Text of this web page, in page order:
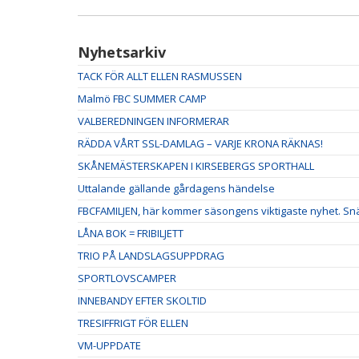
Nyhetsarkiv
TACK FÖR ALLT ELLEN RASMUSSEN
Malmö FBC SUMMER CAMP
VALBEREDNINGEN INFORMERAR
RÄDDA VÅRT SSL-DAMLAG – VARJE KRONA RÄKNAS!
SKÅNEMÄSTERSKAPEN I KIRSEBERGS SPORTHALL
Uttalande gällande gårdagens händelse
FBCFAMILJEN, här kommer säsongens viktigaste nyhet.
LÅNA BOK = FRIBILJETT
TRIO PÅ LANDSLAGSUPPDRAG
SPORTLOVSCAMPER
INNEBANDY EFTER SKOLTID
TRESIFFRIGT FÖR ELLEN
VM-UPPDATE